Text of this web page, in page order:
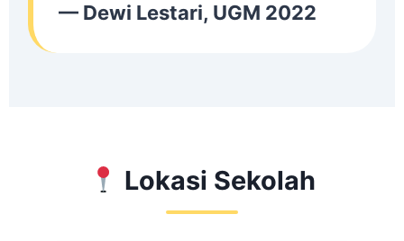
— Dewi Lestari, UGM 2022
Lokasi Sekolah